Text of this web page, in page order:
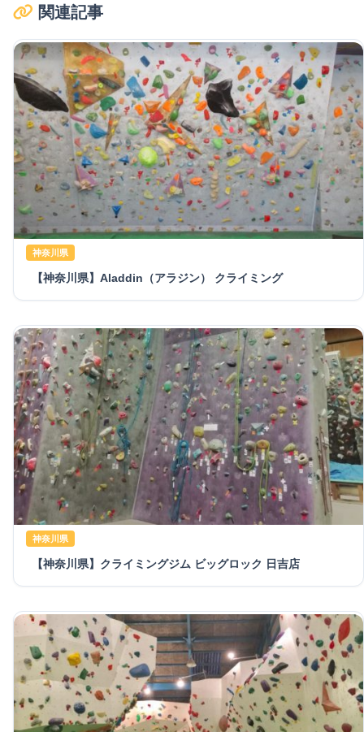
関連記事
神奈川県
【神奈川県】Aladdin（アラジン） クライミング
神奈川県
【神奈川県】クライミングジム ビッグロック 日吉店